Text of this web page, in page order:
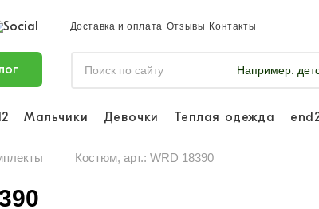
Доставка и оплата Отзывы Контакты
Например:
Мальчики Девочки Теплая одежда
Костюм, арт.: WRD 18390